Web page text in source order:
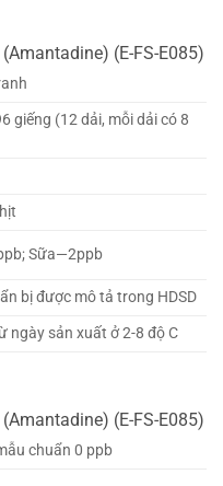
(E-FS-E085)
giếng (12 dải, mỗi dải có 8
Sữa—2ppb
bị được mô tả trong HDSD
ngày sản xuất ở 2-8 độ C
(E-FS-E085)
chuẩn 0 ppb